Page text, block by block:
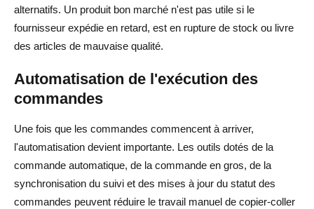
Les outils de dropshipping AliExpress valent-ils la peine
d'être payés ?
Comment choisir le bon outil de dropshipping AliExpress
?
alternatifs. Un produit bon marché n'est pas utile si le
fournisseur expédie en retard, est en rupture de stock ou livre
des articles de mauvaise qualité.
Automatisation de l'exécution des
commandes
Une fois que les commandes commencent à arriver,
l'automatisation devient importante. Les outils dotés de la
commande automatique, de la commande en gros, de la
synchronisation du suivi et des mises à jour du statut des
commandes peuvent réduire le travail manuel de copier-coller